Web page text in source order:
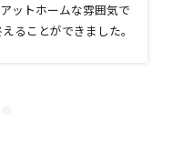
ットホームな雰囲気で
ることができました。